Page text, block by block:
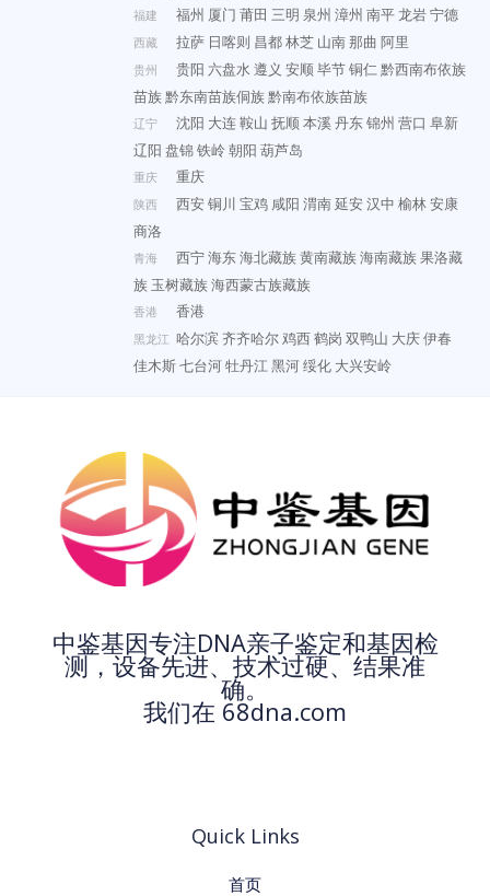
福建 福州 厦门 莆田 三明 泉州 漳州 南平龙岩宁德
西藏 拉萨 日喀则 昌都林芝 山南那曲 阿里
贵州 贵阳 六盘水遵义 安顺毕节铜仁黔西南布依族
苗族黔东南苗族侗族黔南布依族苗族
辽宁 沈阳 大连鞍山 抚顺本溪丹东锦州 营口 阜新
辽阳 盘锦铁岭朝阳 葫芦岛
重庆 重庆
陕西 西安铜川 宝鸡 咸阳 渭南延安汉中 榆林安康
商洛
青海 西宁海东海北藏族黄南藏族海南藏族果洛藏
族 玉树藏族海西蒙古族藏族
香港 香港
黑龙江 哈尔滨齐齐哈尔鸡西鹤岗 双鸭山 大庆伊春
佳木斯七台河牡丹江黑河绥化 大兴安岭
中鉴基因专注DNA亲子鉴定和基因检
测，设备先进、技术过硬、结果准
确。
我们在 68dna.com
Quick Links
首页